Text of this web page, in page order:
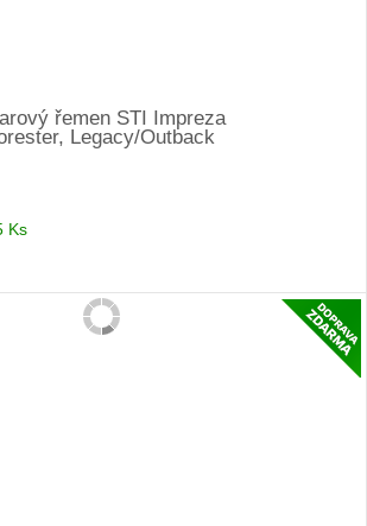
řemen STI Impreza
Legacy/Outback
Ks